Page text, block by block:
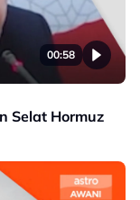
00:58
Selat Hormuz